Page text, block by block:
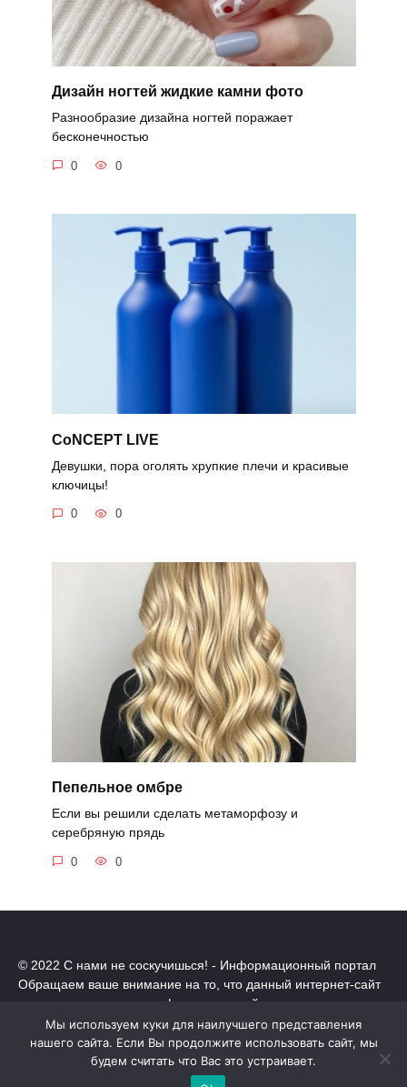
Дизайн ногтей жидкие камни фото
Разнообразие дизайна ногтей поражает
бесконечностью
0 0
CoNCEPT LIVE
Девушки, пора оголять хрупкие плечи и красивые
ключицы!
0 0
Пепельное омбре
Если вы решили сделать метаморфозу и
серебряную прядь
0 0
© 2022 С нами не соскучишься! - Информационный портал
Обращаем ваше внимание на то, что данный интернет-сайт
носит исключительно информационный характер.
Все торговые марки принадлежат их владельцам. Все права
защищены.
Политика конфиденциальности
Мы используем куки для наилучшего представления
нашего сайта. Если Вы продолжите использовать сайт, мы
будем считать что Вас это устраивает.